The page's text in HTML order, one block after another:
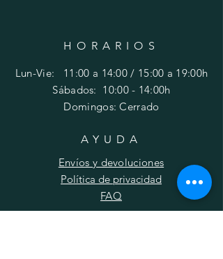
HORARIOS
Lun-Vie: 11:00 a 14:00 / 15:00 a 19:00h
​​Sábados: 10:00 - 14:00h
Domingos: Cerrado
AYUDA
Envíos y devoluciones
Política de privacidad
FAQ